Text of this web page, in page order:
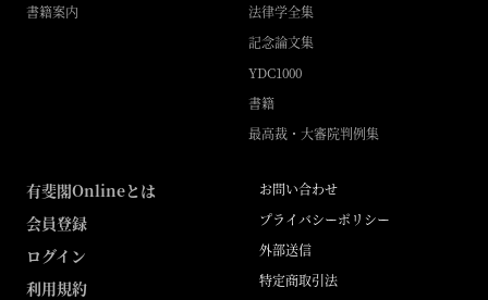
書籍案内
法律学全集
記念論文集
YDC1000
書籍
最高裁・大審院判例集
有斐閣Onlineとは
会員登録
ログイン
利用規約
お問い合わせ
プライバシーポリシー
外部送信
特定商取引法